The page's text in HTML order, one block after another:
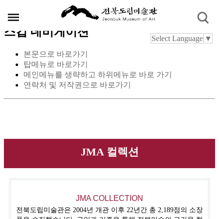
스킵 네비게이션
본문으로 바로가기
탑메뉴로 바로가기
메인메뉴를 생략하고 하위메뉴로 바로 가기
연락처 및 저작권으로 바로가기
Select Language ▼
JMA 컬렉션
JMA COLLECTION
전북도립미술관은 2004년 개관 이후 22년간 총 2,189점의 소장